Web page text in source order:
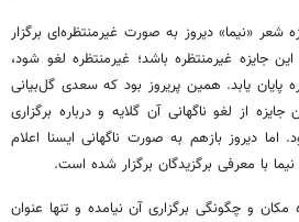
شعر «نیما» دیروز به صورت غیر‌منتظره‌ای برگزار
جایزه غیر‌منتظره باشد؛ غیر‌منتظره لغو شود،
پایان یابد. همین پریروز بود که سعدی گل‌بیانی
از لغو ناگهانی آن گلایه و درباره برگزاری
اما دیروز بازهم به صورت ناگهانی ایسنا اعلام
با معرفی برگزیدگان برگزار شده است.
و چگونگی برگزاری آن نیامده و تنها عنوان